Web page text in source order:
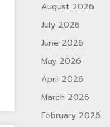
August 2026
July 2026
June 2026
May 2026
April 2026
March 2026
February 2026